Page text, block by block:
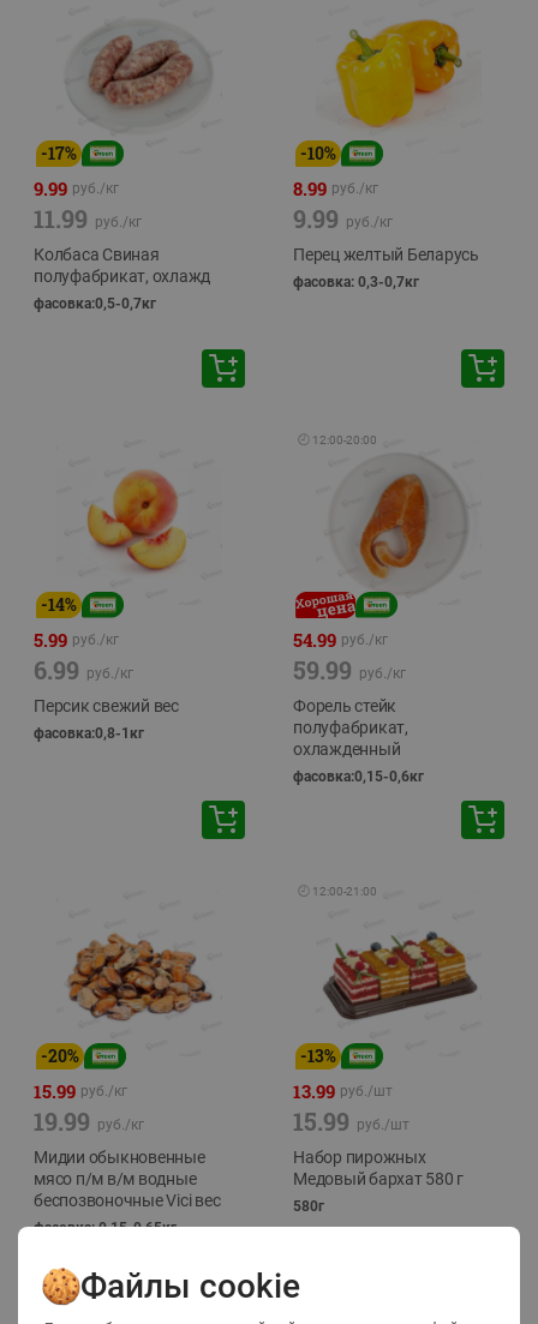
-17%
9.99 руб./кг
11.99 руб./кг
Колбаса Свиная
полуфабрикат, охлажд
фасовка:0,5-0,7кг
-10%
8.99 руб./кг
9.99 руб./кг
Перец желтый Беларусь
фасовка: 0,3-0,7кг
-14%
5.99 руб./кг
6.99 руб./кг
Персик свежий вес
фасовка:0,8-1кг
🕘 12:00-20:00
54.99 руб./кг
59.99 руб./кг
Форель стейк
полуфабрикат,
охлажденный
фасовка:0,15-0,6кг
-20%
15.99 руб./кг
19.99 руб./кг
Мидии обыкновенные
мясо п/м в/м водные
беспозвоночные Vici вес
фасовка: 0,15-0,65кг
🕘 12:00-21:00
-13%
13.99 руб./шт
15.99 руб./шт
Набор пирожных
Медовый бархат 580 г
580г
Файлы cookie